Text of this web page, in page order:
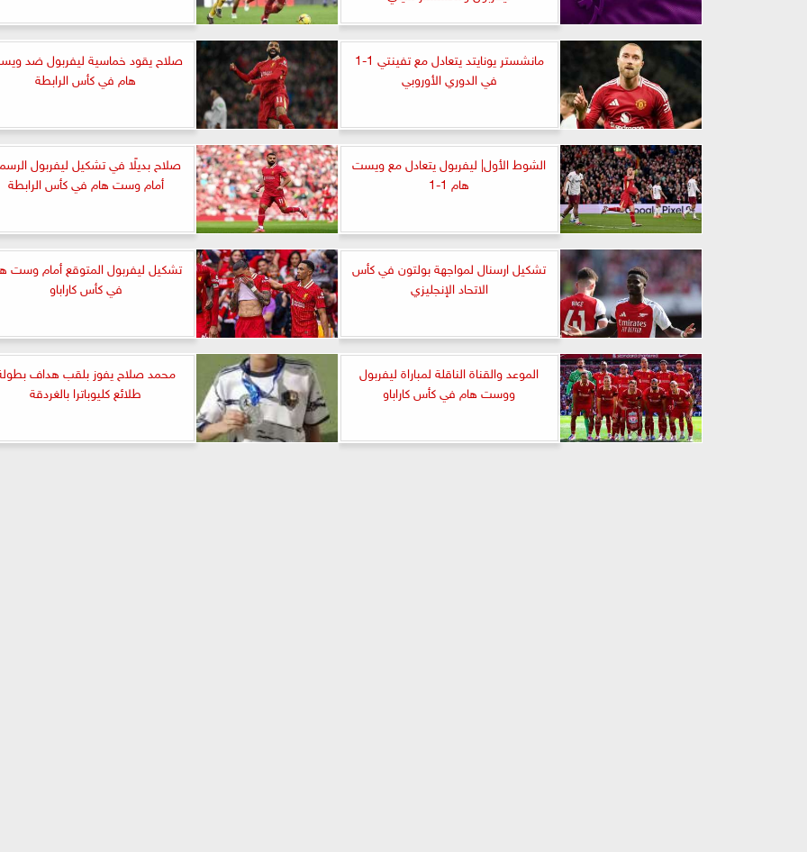
مانشستر يونايتد يتعادل مع تفينتي 1-1
في الدوري الأوروبي
صلاح يقود خماسية ليفربول ضد
هام في كأس الرابطة
الشوط الأول| ليفربول يتعادل مع ويست
هام 1-1
صلاح بديلًا في تشكيل ليفربول
أمام وست هام في كأس الرابطة
تشكيل ارسنال لمواجهة بولتون في كأس
الاتحاد الإنجليزي
تشكيل ليفربول المتوقع أمام وست
في كأس كاراباو
الموعد والقناة الناقلة لمباراة ليفربول
ووست هام في كأس كاراباو
محمد صلاح يفوز بلقب هداف
طلائع كليوباترا بالغردقة